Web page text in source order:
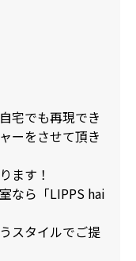
宅でも再現でき
ーをさせて頂き
ます！
なら「LIPPS hai
スタイルでご提